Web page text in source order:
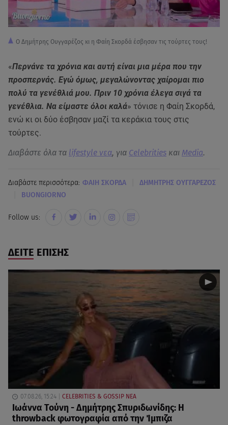
Ο Δημήτρης Ουγγαρέζος κι η Φαίη Σκορδά έσβησαν τις τούρτες τους!
«Περνάνε τα χρόνια και αυτή είναι μια μέρα που την
προσπερνάς. Εγώ όμως, μεγαλώνοντας χαίρομαι πιο
πολύ τα γενέθλιά μου. Πριν 10 χρόνια έλεγα σιγά τα
γενέθλια. Να είμαστε όλοι καλά» τόνισε η Φαίη Σκορδά,
ενώ κι οι δύο έσβησαν μαζί τα κεράκια τους στις
τούρτες.
Διαβάστε όλα τα lifestyle νεα, για Celebrities και Media.
Διαβάστε περισσότερα: ΦΑΙΗ ΣΚΟΡΔΑ ΔΗΜΗΤΡΗΣ ΟΥΓΓΑΡΕΖΟΣ
BUONGIORNO
Follow us:
ΔΕΙΤΕ ΕΠΙΣΗΣ
07.08.26, 15:24 CELEBRITIES & GOSSIP ΝΕΑ
Ιωάννα Τούνη - Δημήτρης Σπυριδωνίδης: Η
throwback φωτογραφία από την Ίμπιζα